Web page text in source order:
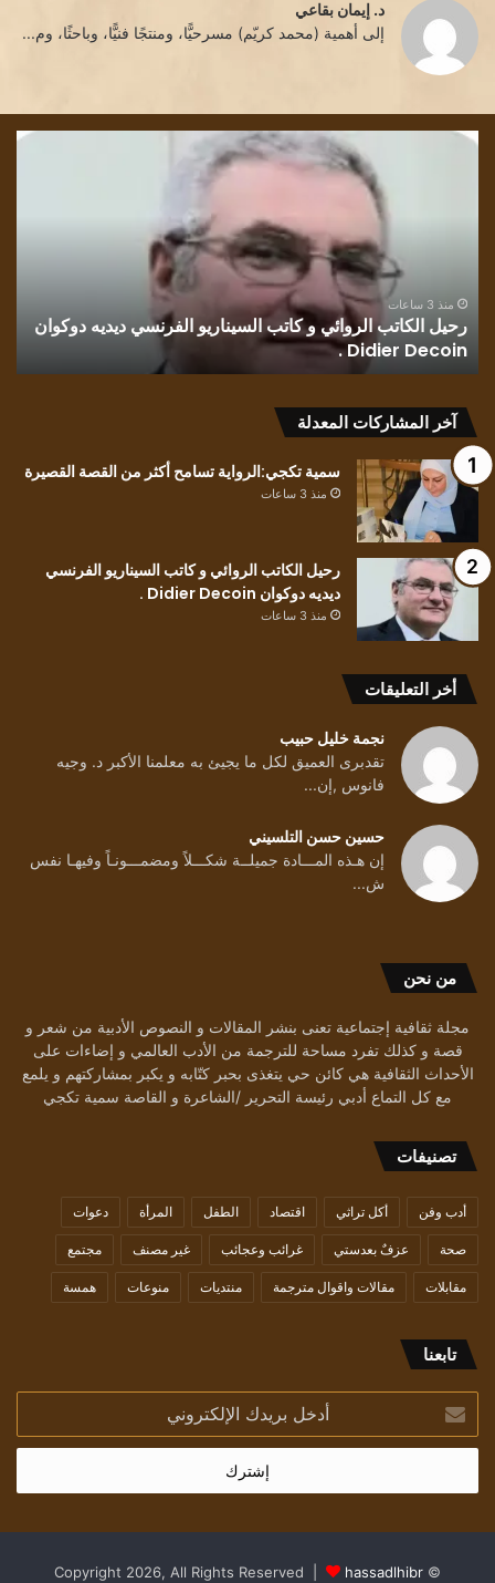
د. إيمان بقاعي
إلى أهمية (محمد كريّم) مسرحيًّا، ومنتجًا فنيًّا، وباحثًا، وم...
ديديه دوكوان
قراءة
في
بلون
وطن..
للكاتب
الفلسطيني
محمد
حسين..
منذ 3 ساعات
قراءة في رواية رسائل بلون وطن.. للكاتب
حسين..
آخر المشاركات المعدلة
سمية تكجي:الرواية تسامح أكثر من القصة القصيرة
منذ 3 ساعات
رحيل الكاتب الروائي و كاتب السيناريو الفرنسي
ديديه دوكوان Didier Decoin .
منذ 3 ساعات
أخر التعليقات
نجمة خليل حبيب
تقدبرى العميق لكل ما يجيئ به معلمنا الأكبر د. وجيه
فانوس ,إن...
حسين حسن التلسيني
إن هـذه المـــادة جميلــة شكـــلاً ومضمـــونـاً وفيهـا نفس
ش...
من نحن
مجلة ثقافية إجتماعية تعنى بنشر المقالات و النصوص الأدبية من شعر و
قصة و كذلك تفرد مساحة للترجمة من الأدب العالمي و إضاءات على
الأحداث الثقافية هي كائن حي يتغذى بحبر كتّابه و يكبر بمشاركتهم و يلمع
مع كل التماع أدبي رئيسة التحرير /الشاعرة و القاصة سمية تكجي
تصنيفات
أدب وفن أكل تراثي اقتصاد الطفل المرأة دعوات
صحة عزفٌ بعدستي غرائب وعجائب غير مصنف مجتمع
مقابلات مقالات واقوال مترجمة منتديات منوعات همسة
تابعنا
بريدك
الإلكتروني
© Copyright 2026, All Rights Reserved |
hassadlhibr